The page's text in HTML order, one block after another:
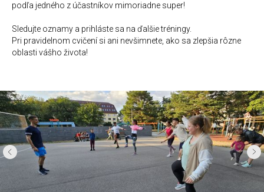
podľa jedného z účastníkov mimoriadne super!
Sledujte oznamy a prihláste sa na ďalšie tréningy.
Pri pravidelnom cvičení si ani nevšimnete, ako sa zlepšia rôzne
oblasti vášho života!